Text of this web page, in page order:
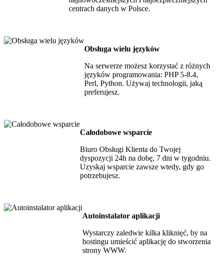
centrach danych w Polsce.
Obsługa wielu języków
Na serwerze możesz korzystać z różnych
języków programowania: PHP 5-8.4,
Perl, Python. Używaj technologii, jaką
preferujesz.
Całodobowe wsparcie
Biuro Obsługi Klienta do Twojej
dyspozycji 24h na dobę, 7 dni w tygodniu.
Uzyskaj wsparcie zawsze wtedy, gdy go
potrzebujesz.
Autoinstalator aplikacji
Wystarczy zaledwie kilka kliknięć, by na
hostingu umieścić aplikację do stworzenia
strony WWW.